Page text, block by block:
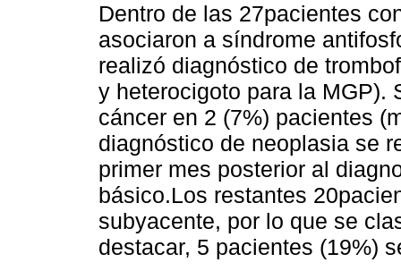
Dentro de las 27pacientes
asociaron a síndrome
realizó diagnóstico de
y heterocigoto para la MGP).
cáncer en 2 (7%) pacientes
diagnóstico de neoplasia se
primer mes posterior al
básico.Los restantes
subyacente, por lo que se
destacar, 5 pacientes (19%)